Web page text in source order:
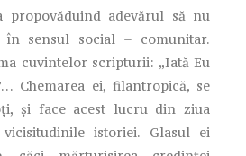
propovăduind adevărul să nu
sensul social – comunitar.
cuvintelor scripturii: „Iată Eu
Chemarea ei, filantropică, se
şi face acest lucru din ziua
istoriei. Glasul ei